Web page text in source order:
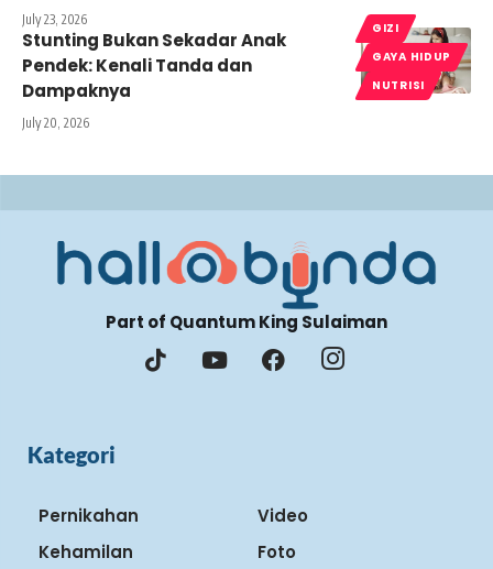
July 23, 2026
GIZI
GAYA HIDUP
NUTRISI
Stunting Bukan Sekadar Anak
Pendek: Kenali Tanda dan
Dampaknya
July 20, 2026
Part of Quantum King Sulaiman
Kategori
Pernikahan
Kehamilan
Video
Foto